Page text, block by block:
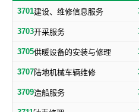
3701建设、维修信息服务
3703开采服务
3705供暖设备的安装与修理
3707陆地机械车辆维修
3709造船服务